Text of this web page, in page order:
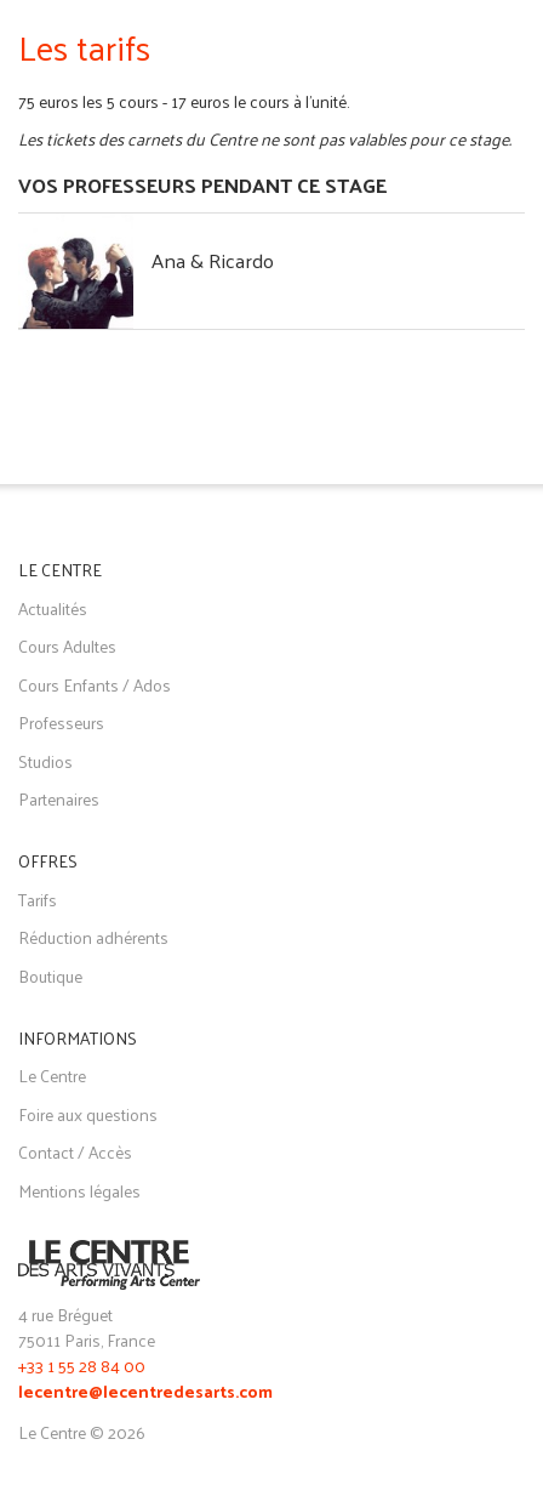
Les tarifs
75 euros les 5 cours - 17 euros le cours à l'unité.
Les tickets des carnets du Centre ne sont pas valables pour ce stage.
VOS PROFESSEURS PENDANT CE STAGE
Ana & Ricardo
LE CENTRE
Actualités
Cours Adultes
Cours Enfants / Ados
Professeurs
Studios
Partenaires
OFFRES
Tarifs
Réduction adhérents
Boutique
INFORMATIONS
Le Centre
Foire aux questions
Contact / Accès
Mentions légales
4 rue Bréguet
75011 Paris, France
+33 1 55 28 84 00
lecentre@lecentredesarts.com
Le Centre © 2026